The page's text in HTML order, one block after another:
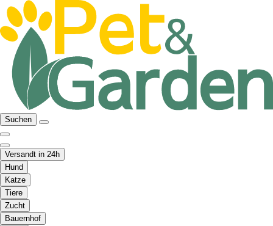
Suchen
Versandt in 24h
Hund
Katze
Tiere
Zucht
Bauernhof